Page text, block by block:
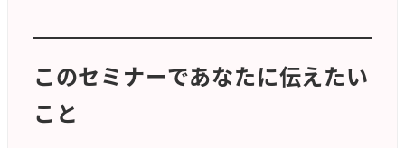
このセミナーであなたに伝えたい
こと